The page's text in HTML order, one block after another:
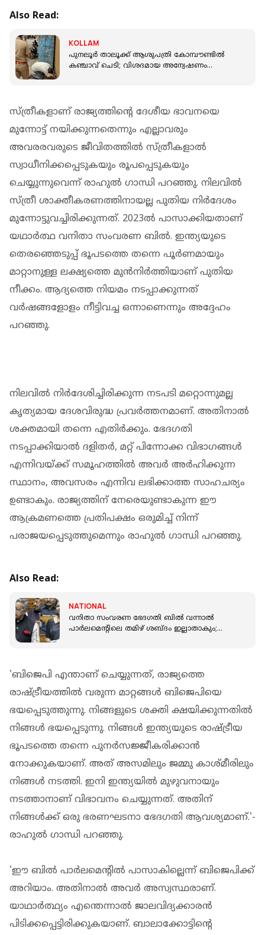
Also Read:
KOLLAM
പുനലൂര്‍ താലൂക്ക് ആശുപത്രി കോമ്പൗണ്ടില്‍
കഞ്ചാവ് ചെടി; വിശദമായ അന്വേഷണം
സ്ത്രീകളാണ് രാജ്യത്തിന്റെ ദേശീയ ഭാവനയെ
മുന്നോട്ട് നയിക്കുന്നതെന്നും എല്ലാവരും
അവരരവരുടെ ജീവിതത്തില്‍ സ്ത്രീകളാല്‍
സ്വാധീനിക്കപ്പെടുകയും രൂപപ്പെടുകയും
ചെയ്യുന്നുവെന്ന് രാഹുല്‍ ഗാന്ധി പറഞ്ഞു. നിലവില്‍
സ്ത്രീ ശാക്തീകരണത്തിനായല്ല പുതിയ നിര്‍ദേശം
മുന്നോട്ടുവച്ചിരിക്കുന്നത്. 2023ല്‍ പാസാക്കിയതാണ്
യഥാര്‍ത്ഥ വനിതാ സംവരണ ബില്‍. ഇന്ത്യയുടെ
തെരഞ്ഞെടുപ്പ് ഭൂപടത്തെ തന്നെ പൂര്‍ണമായും
മാറ്റാനുള്ള ലക്ഷ്യത്തെ മുന്‍നിര്‍ത്തിയാണ് പുതിയ
നീക്കം. ആദ്യത്തെ നിയമം നടപ്പാക്കുന്നത്
വര്‍ഷങ്ങളോളം നീട്ടിവച്ച ഒന്നാണെന്നും അദ്ദേഹം
പറഞ്ഞു.
നിലവില്‍ നിര്‍ദേശിച്ചിരിക്കുന്ന നടപടി മറ്റൊന്നുമല്ല
കൃത്യമായ ദേശവിരുദ്ധ പ്രവര്‍ത്തനമാണ്. അതിനാല്‍
ശക്തമായി തന്നെ എതിര്‍ക്കും. ഭേദഗതി
നടപ്പാക്കിയാല്‍ ദളിതര്‍, മറ്റ് പിന്നോക്ക വിഭാഗങ്ങള്‍
എന്നിവയ്ക്ക് സമൂഹത്തില്‍ അവര്‍ അര്‍ഹിക്കുന്ന
സ്ഥാനം, അവസരം എന്നിവ ലഭിക്കാത്ത സാഹചര്യം
ഉണ്ടാകും. രാജ്യത്തിന് നേരെയുണ്ടാകുന്ന ഈ
ആക്രമണത്തെ പ്രതിപക്ഷം ഒരുമിച്ച് നിന്ന്
പരാജയപ്പെടുത്തുമെന്നും രാഹുല്‍ ഗാന്ധി പറഞ്ഞു.
Also Read:
NATIONAL
വനിതാ സംവരണ ഭേദഗതി ബിൽ വന്നാല്‍
പാർലമെന്റിലെ തമിഴ് ശബ്ദം ഇല്ലാതാകും;
'ബിജെപി എന്താണ് ചെയ്യുന്നത്, രാജ്യത്തെ
രാഷ്ട്രീയത്തില്‍ വരുന്ന മാറ്റങ്ങള്‍ ബിജെപിയെ
ഭയപ്പെടുത്തുന്നു. നിങ്ങളുടെ ശക്തി ക്ഷയിക്കുന്നതില്‍
നിങ്ങള്‍ ഭയപ്പെടുന്നു. നിങ്ങള്‍ ഇന്ത്യയുടെ രാഷ്ട്രീയ
ഭൂപടത്തെ തന്നെ പുനര്‍സജ്ജീകരിക്കാന്‍
നോക്കുകയാണ്. അത് അസമിലും ജമ്മു കാശ്മീരിലും
നിങ്ങള്‍ നടത്തി. ഇനി ഇന്ത്യയില്‍ മുഴുവനായും
നടത്താനാണ് വിഭാവനം ചെയ്യുന്നത്. അതിന്
നിങ്ങള്‍ക്ക് ഒരു ഭരണഘടനാ ഭേദഗതി ആവശ്യമാണ്.'-
രാഹുല്‍ ഗാന്ധി പറഞ്ഞു.
'ഈ ബില്‍ പാര്‍ലമെന്റില്‍ പാസാകില്ലെന്ന് ബിജെപിക്ക്
അറിയാം. അതിനാല്‍ അവര്‍ അസ്വസ്ഥരാണ്.
യാഥാര്‍ത്ഥ്യം എന്തെന്നാല്‍ ജാലവിദ്യക്കാരന്‍
പിടിക്കപ്പെട്ടിരിക്കുകയാണ്. ബാലാക്കോട്ടിന്റെ